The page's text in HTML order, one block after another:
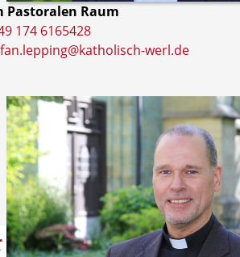
Pastoralen Raum
174 6165428
werl.de